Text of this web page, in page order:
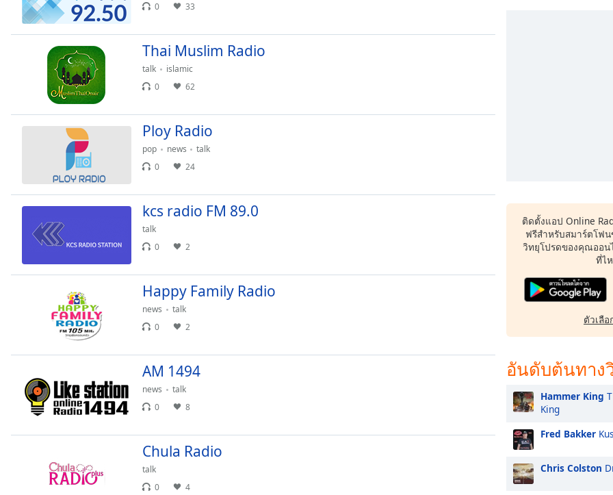
close
the
Background
Color
Opacity
Background
0
33
Thai Muslim Radio
talk
islamic
0
62
Ploy Radio
pop news
talk
0
24
kcs radio FM 89.0
talk
0
2
Happy Family Radio
news
talk
0
2
AM 1494
news
talk
0
8
Chula Radio
talk
0
4
ติดตั้งแอป Online
ฟรีสำหรับสมาร์ตโฟ
วิทยุโปรดของคุณออน
ที่ไ
ตัวเลื
อันดับต้นทาง
Hammer King
King
Fred Bakker
Chris Colston